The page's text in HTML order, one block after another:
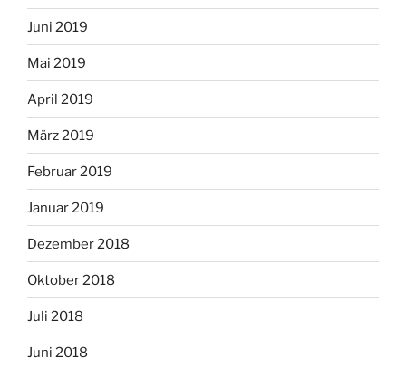
Juni 2019
Mai 2019
April 2019
März 2019
Februar 2019
Januar 2019
Dezember 2018
Oktober 2018
Juli 2018
Juni 2018